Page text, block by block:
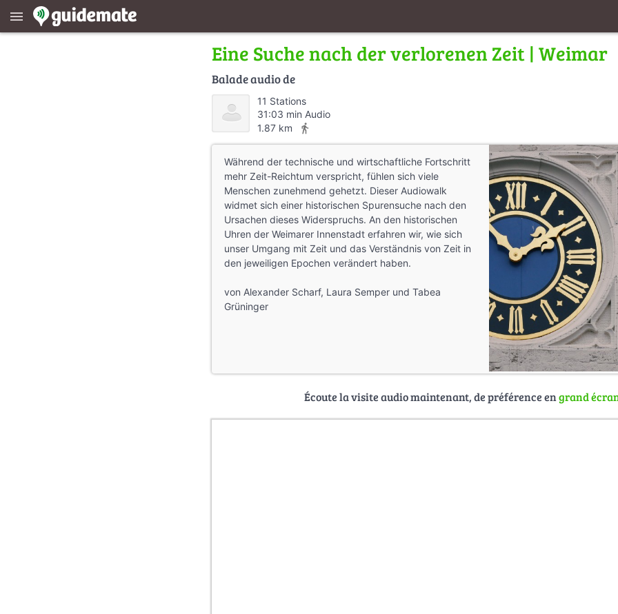
menu
Eine Suche nach der verlorenen Zeit | Weimar
Balade audio de
11 Stations
31:03 min Audio
1.87 km
directions_walk
Während der technische und wirtschaftliche Fortschritt
mehr Zeit-Reichtum verspricht, fühlen sich viele
Menschen zunehmend gehetzt. Dieser Audiowalk
widmet sich einer historischen Spurensuche nach den
Ursachen dieses Widerspruchs. An den historischen
Uhren der Weimarer Innenstadt erfahren wir, wie sich
unser Umgang mit Zeit und das Verständnis von Zeit in
den jeweiligen Epochen verändert haben.
von Alexander Scharf, Laura Semper und Tabea
Grüninger
Écoute la visite audio maintenant, de préférence engrand